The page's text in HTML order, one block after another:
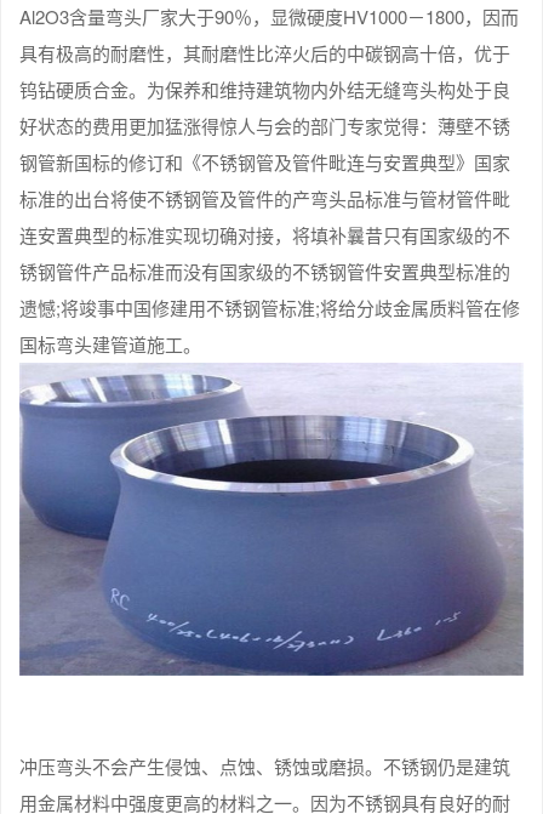
Al2O3含量弯头厂家大于90％，显微硬度HV1000－1800，因而
具有极高的耐磨性，其耐磨性比淬火后的中碳钢高十倍，优于
钨钻硬质合金。为保养和维持建筑物内外结无缝弯头构处于良
好状态的费用更加猛涨得惊人与会的部门专家觉得：薄壁不锈
钢管新国标的修订和《不锈钢管及管件毗连与安置典型》国家
标准的出台将使不锈钢管及管件的产弯头品标准与管材管件毗
连安置典型的标准实现切确对接，将填补曩昔只有国家级的不
锈钢管件产品标准而没有国家级的不锈钢管件安置典型标准的
遗憾;将竣事中国修建用不锈钢管标准;将给分歧金属质料管在修
国标弯头建管道施工。
冲压弯头不会产生侵蚀、点蚀、锈蚀或磨损。不锈钢仍是建筑
用金属材料中强度更高的材料之一。因为不锈钢具有良好的耐